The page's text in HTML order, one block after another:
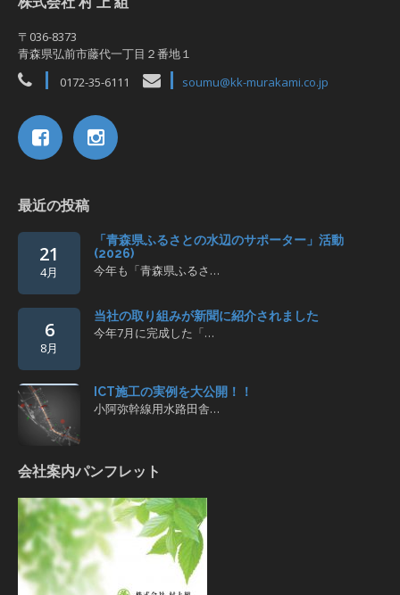
〒036-8373
青森県弘前市藤代一丁目２番地１
0172-35-6111
soumu@kk-murakami.co.jp
最近の投稿
21
4月
「青森県ふるさとの水辺のサポーター」活動
(2026)
今年も「青森県ふるさ…
6
8月
当社の取り組みが新聞に紹介されました
今年7月に完成した「…
ICT施工の実例を大公開！！
小阿弥幹線用水路田舎…
会社案内パンフレット